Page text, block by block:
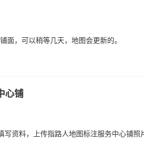
面，可以稍等几天，地图会更新的。
心铺
资料，上传指路人地图标注服务中心铺照